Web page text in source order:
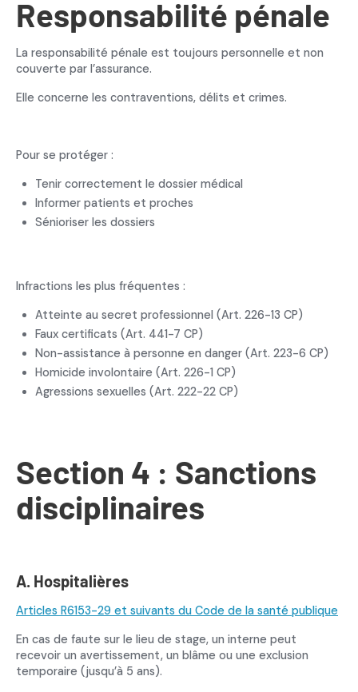
Responsabilité pénale
La responsabilité pénale est toujours personnelle et non
couverte par l’assurance.
Elle concerne les contraventions, délits et crimes.
Pour se protéger :
Tenir correctement le dossier médical
Informer patients et proches
Sénioriser les dossiers
Infractions les plus fréquentes :
Atteinte au secret professionnel (Art. 226-13 CP)
Faux certificats (Art. 441-7 CP)
Non-assistance à personne en danger (Art. 223-6 CP)
Homicide involontaire (Art. 226-1 CP)
Agressions sexuelles (Art. 222-22 CP)
Section 4 : Sanctions
disciplinaires
A. Hospitalières
Articles R6153-29 et suivants du Code de la santé publique
En cas de faute sur le lieu de stage, un interne peut
recevoir un avertissement, un blâme ou une exclusion
temporaire (jusqu’à 5 ans).